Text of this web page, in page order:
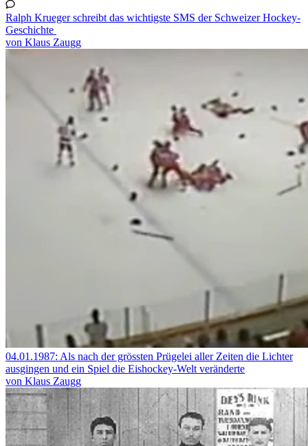
Ralph Krueger schreibt das wichtigste SMS der Schweizer Hockey-
Geschichte
von Klaus Zaugg
04.01.1987: Als nach der grössten Prügelei aller Zeiten die Lichter
ausgingen und ein Spiel die Eishockey-Welt veränderte
von Klaus Zaugg